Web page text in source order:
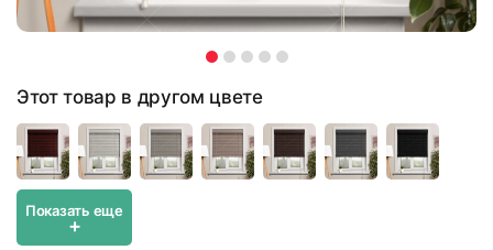
Этот товар в другом цвете
Показать еще
+